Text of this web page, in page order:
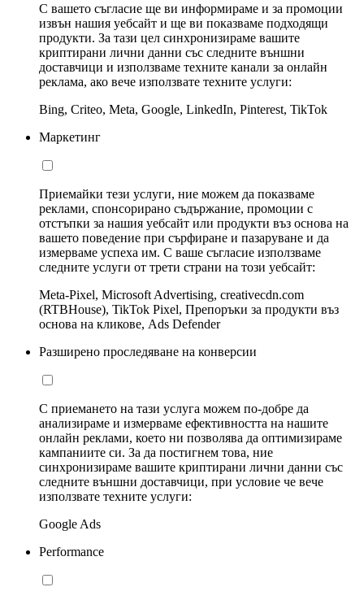
С вашето съгласие ще ви информираме и за промоции
извън нашия уебсайт и ще ви показваме подходящи
продукти. За тази цел синхронизираме вашите
криптирани лични данни със следните външни
доставчици и използваме техните канали за онлайн
реклама, ако вече използвате техните услуги:
Bing, Criteo, Meta, Google, LinkedIn, Pinterest, TikTok
Маркетинг
Приемайки тези услуги, ние можем да показваме
реклами, спонсорирано съдържание, промоции с
отстъпки за нашия уебсайт или продукти въз основа на
вашето поведение при сърфиране и пазаруване и да
измерваме успеха им. С ваше съгласие използваме
следните услуги от трети страни на този уебсайт:
Meta-Pixel, Microsoft Advertising, creativecdn.com
(RTBHouse), TikTok Pixel, Препоръки за продукти въз
основа на кликове, Ads Defender
Разширено проследяване на конверсии
С приемането на тази услуга можем по-добре да
анализираме и измерваме ефективността на нашите
онлайн реклами, което ни позволява да оптимизираме
кампаниите си. За да постигнем това, ние
синхронизираме вашите криптирани лични данни със
следните външни доставчици, при условие че вече
използвате техните услуги:
Google Ads
Performance